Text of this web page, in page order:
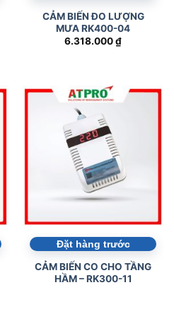
CẢM BIẾN ĐO LƯỢNG
MƯA RK400-04
6.318.000₫
Đặt hàng trước
CẢM BIẾN CO CHO TẦNG
HẦM – RK300-11